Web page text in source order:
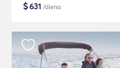
$631 /diena